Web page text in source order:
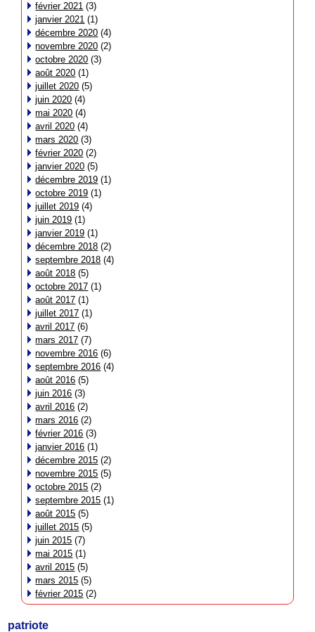
février 2021 (3)
janvier 2021 (1)
décembre 2020 (4)
novembre 2020 (2)
octobre 2020 (3)
août 2020 (1)
juillet 2020 (5)
juin 2020 (4)
mai 2020 (4)
avril 2020 (4)
mars 2020 (3)
février 2020 (2)
janvier 2020 (5)
décembre 2019 (1)
octobre 2019 (1)
juillet 2019 (4)
juin 2019 (1)
janvier 2019 (1)
décembre 2018 (2)
septembre 2018 (4)
août 2018 (5)
octobre 2017 (1)
août 2017 (1)
juillet 2017 (1)
avril 2017 (6)
mars 2017 (7)
novembre 2016 (6)
septembre 2016 (4)
août 2016 (5)
juin 2016 (3)
avril 2016 (2)
mars 2016 (2)
février 2016 (3)
janvier 2016 (1)
décembre 2015 (2)
novembre 2015 (5)
octobre 2015 (2)
septembre 2015 (1)
août 2015 (5)
juillet 2015 (5)
juin 2015 (7)
mai 2015 (1)
avril 2015 (5)
mars 2015 (5)
février 2015 (2)
patriote